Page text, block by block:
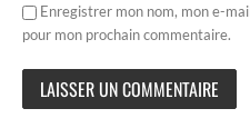
Enregistrer mon nom, mon e-
pour mon prochain commentaire.